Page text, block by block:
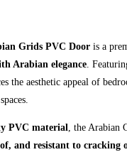
Grids PVC Door is a
Arabian elegance.
the aesthetic appeal of
PVC material, the Arabian
and resistant to cracking